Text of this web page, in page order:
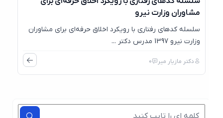
مشاوران وزارت نیرو
سلسله کدهای رفتاری با رویکرد اخلاق حرفه‌ای برای مشاوران
وزارت نیرو 1397 مدرس دکتر ...
دکتر مازیار میر 0